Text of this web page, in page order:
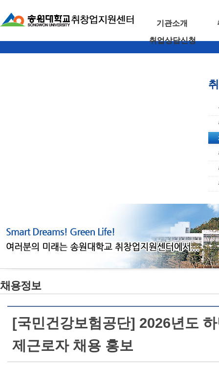
기관소개
취업상담신청
채용정보
[국민건강보험공단] 2026년도
제근로자 채용 홍보